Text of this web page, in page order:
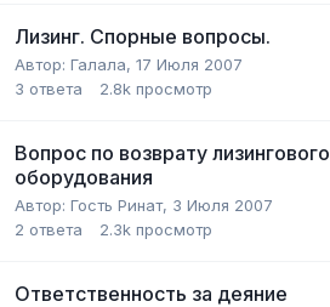
Лизинг. Спорные вопросы.
Автор: Галала, 17 Июля 2007
3 ответа 2.8k просмотр
Вопрос по возврату лизингового
оборудования
Автор: Гость Ринат, 3 Июля 2007
2 ответа 2.3k просмотр
Ответственность за деяние